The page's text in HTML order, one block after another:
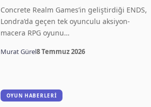
Concrete Realm Games’in geliştirdiği ENDS,
Londra’da geçen tek oyunculu aksiyon-
macera RPG oyunu…
Murat Gürel8 Temmuz 2026
OYUN HABERLERI